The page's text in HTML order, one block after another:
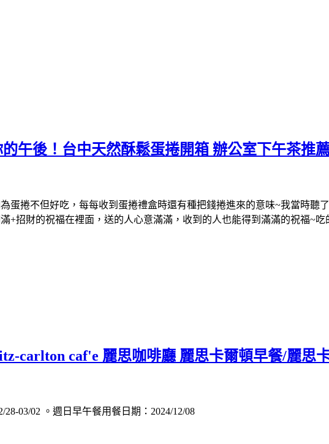
午後！台中天然酥鬆蛋捲開箱 辦公室下午茶推
蛋捲不但好吃，每每收到蛋捲禮盒時還有種把錢捲進來的意味~我當時聽
+招財的祝福在裡面，送的人心意滿滿，收到的人也能得到滿滿的祝福~
carlton caf'e 麗思咖啡廳 麗思卡爾頓早餐/麗思
03/02 。週日早午餐用餐日期：2024/12/08